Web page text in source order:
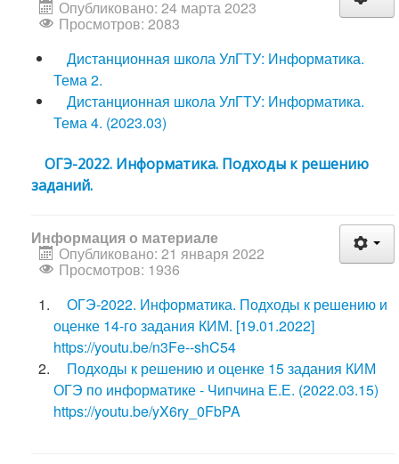
Опубликовано: 24 марта 2023
Просмотров: 2083
Дистанционная школа УлГТУ: Информатика.
Тема 2.
Дистанционная школа УлГТУ: Информатика.
Тема 4. (2023.03)
ОГЭ-2022. Информатика. Подходы к решению
заданий.
Информация о материале
Опубликовано: 21 января 2022
Просмотров: 1936
ОГЭ-2022. Информатика. Подходы к решению и
оценке 14-го задания КИМ. [19.01.2022]
https://youtu.be/n3Fe--shC54
Подходы к решению и оценке 15 задания КИМ
ОГЭ по информатике - Чипчина Е.Е. (2022.03.15)
https://youtu.be/yX6ry_0FbPA